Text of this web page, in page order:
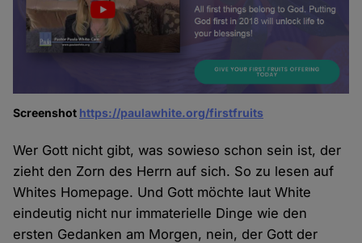
Screenshot https://paulawhite.org/firstfruits
Wer Gott nicht gibt, was sowieso schon sein ist, der
zieht den Zorn des Herrn auf sich. So zu lesen auf
Whites Homepage. Und Gott möchte laut White
eindeutig nicht nur immaterielle Dinge wie den
ersten Gedanken am Morgen, nein, der Gott der